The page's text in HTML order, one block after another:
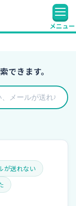
メニュー
できます。
が送れない